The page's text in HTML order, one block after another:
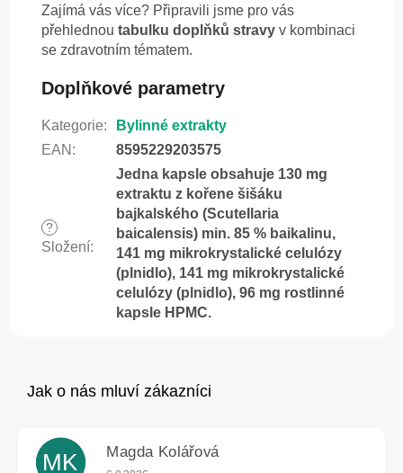
Zajímá vás více? Připravili jsme pro vás
přehlednou tabulku doplňků stravy v kombinaci
se zdravotním tématem.
Doplňkové parametry
Kategorie:
Bylinné extrakty
EAN : 8595229203575
?
Složení:
Jedna kapsle obsahuje 130 mg
extraktu z kořene šišáku
bajkalského (Scutellaria
baicalensis) min. 85 % baikalinu,
141 mg mikrokrystalické celulózy
(plnidlo), 141 mg mikrokrystalické
celulózy (plnidlo), 96 mg rostlinné
kapsle HPMC.
MK Magda Kolářová